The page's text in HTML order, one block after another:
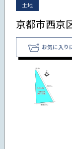
土地
京都市西京
お気に入り